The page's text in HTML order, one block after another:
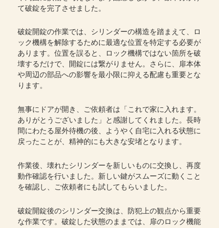
て破錠を完了させました。
破錠開錠の作業では、シリンダーの構造を踏まえて、ロ
ック機構を解除するために最適な位置を特定する必要が
あります。位置を誤ると、ロック機構ではない箇所を破
壊するだけで、開錠には繋がりません。さらに、扉本体
や周辺の部品への影響を最小限に抑える配慮も重要とな
ります。
無事にドアが開き、ご依頼者は「これで家に入れます。
ありがとうございました」と感謝してくれました。長時
間にわたる屋外待機の後、ようやく自宅に入れる状態に
戻ったことが、精神的にも大きな安堵となります。
作業後、壊れたシリンダーを新しいものに交換し、再度
動作確認を行いました。新しい鍵がスムーズに動くこと
を確認し、ご依頼者にも試してもらいました。
破錠開錠後のシリンダー交換は、防犯上の観点から重要
な作業です。破錠した状態のままでは、扉のロック機能